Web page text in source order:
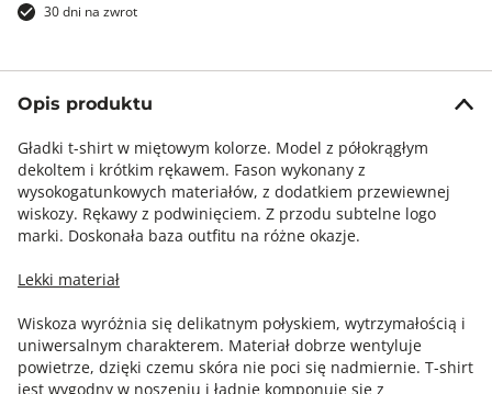
30 dni na zwrot
Opis produktu
Gładki t-shirt w miętowym kolorze. Model z półokrągłym
dekoltem i krótkim rękawem. Fason wykonany z
wysokogatunkowych materiałów, z dodatkiem przewiewnej
wiskozy. Rękawy z podwinięciem. Z przodu subtelne logo
marki. Doskonała baza outfitu na różne okazje.
Lekki materiał
Wiskoza wyróżnia się delikatnym połyskiem, wytrzymałością i
uniwersalnym charakterem. Materiał dobrze wentyluje
powietrze, dzięki czemu skóra nie poci się nadmiernie. T-shirt
jest wygodny w noszeniu i ładnie komponuje się z